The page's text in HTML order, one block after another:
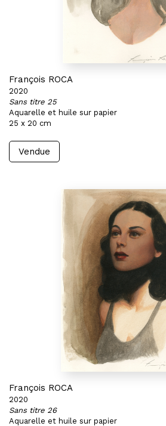
François ROCA
2020
Sans titre 25
Aquarelle et huile sur papier
25 x 20 cm
Vendue
François ROCA
2020
Sans titre 26
Aquarelle et huile sur papier